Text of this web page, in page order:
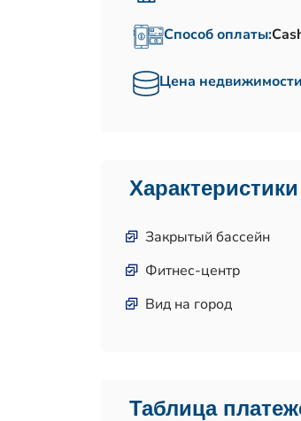
Способ оплаты:
Цена
Закрытый бассейн
Фитнес-центр
Вид на город
Таблица